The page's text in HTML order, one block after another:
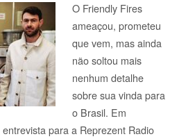
O Friendly Fires
ameaçou, prometeu
que vem, mas ainda
não soltou mais
nenhum detalhe
sobre sua vinda para
o Brasil. Em
para a Reprezent Radio